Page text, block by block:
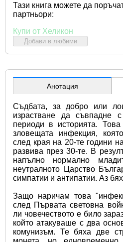
Тази книга можете да
партньори:
Купи от Хеликон
Добави в любими
Анотация
Съдбата, за добро или
израстване да съвпадне
периоди в историята.
зловещата инфекция,
след края на 20-те години
развива през 30-те. В
напълно нормално
неутралното Царство
симпатии и антипатии. Аз
Защо наричам това
след Първата световна
ли човечеството е било
който атакуваше с два
комунизъм. Те бяха две